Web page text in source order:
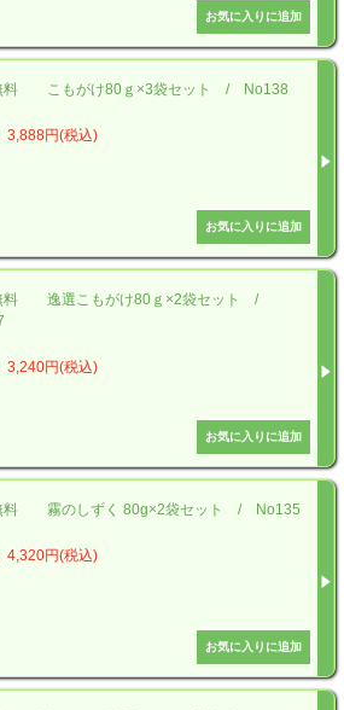
料 こもがけ80ｇ×3袋セット / No138
3,888円(税込)
料 逸選こもがけ80ｇ×2袋セット /
3,240円(税込)
料 霧のしずく 80g×2袋セット / No135
4,320円(税込)